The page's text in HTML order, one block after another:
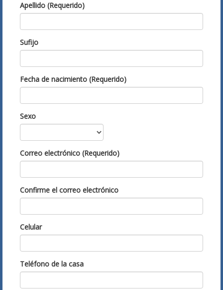
Apellido (Requerido)
Sufijo
Fecha de nacimiento (Requerido)
Sexo
Correo electrónico (Requerido)
Confirme el correo electrónico
Celular
Teléfono de la casa